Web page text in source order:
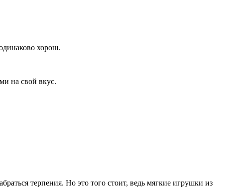
хорош.
на свой вкус.
терпения. Но это того стоит, ведь мягкие игрушки из